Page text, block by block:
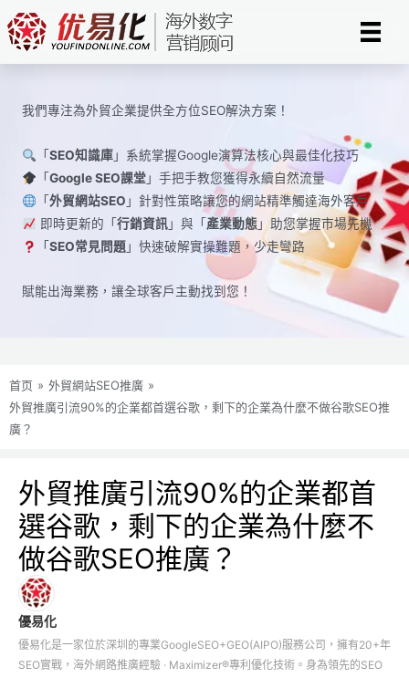
Skip
to
content
我們專注為外貿企業提供全方位SEO解決方案！
「 SEO知識庫」系統掌握Google演算法核心與最佳化技巧
「 Google SEO課堂」手把手教您獲得永續自然流量
「 外貿網站SEO 」針對性策略讓您的網站精準觸達海外客戶
即時更新的「 行銷資訊」與「 產業動態」助您掌握市場先機
「 SEO常見問題」快速破解實操難題，少走彎路
賦能出海業務，讓全球​​客戶主動找到您！
首页 » 外貿網站SEO推廣 »
外貿推廣引流90%的企業都首選谷歌，剩下的企業為什麼不做谷歌SEO推
廣？
外貿推廣引流90%的企業都首
選谷歌，剩下的企業為什麼不
做谷歌SEO推廣？
優易化
優易化是一家位於深圳的專業GoogleSEO+GEO(AIPO)服務公司，擁有20+年
SEO實戰，海外網路推廣經驗 · Maximizer®專利優化技術。身為領先的SEO